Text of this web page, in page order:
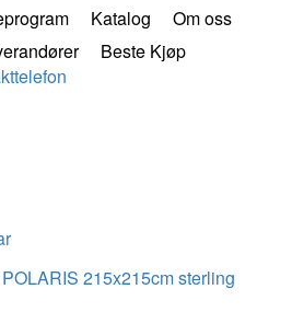
Katalog
Om oss
Beste Kjøp
215x215cm sterling